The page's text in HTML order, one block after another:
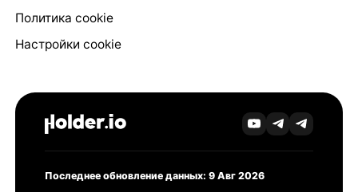
Политика cookie
Настройки cookie
Последнее обновление данных: 9 Авг 2026